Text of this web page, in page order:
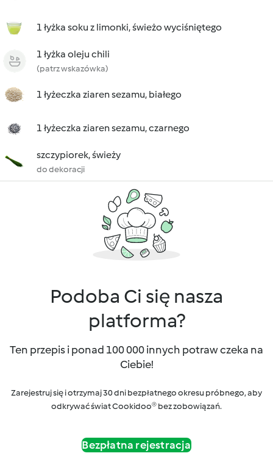
1 łyżka soku z limonki, świeżo wyciśniętego
1 łyżka oleju chili
(patrz wskazówka)
1 łyżeczka ziaren sezamu, białego
1 łyżeczka ziaren sezamu, czarnego
szczypiorek, świeży
do dekoracji
Podoba Ci się nasza
platforma?
Ten przepis i ponad 100 000 innych potraw czeka na
Ciebie!
Zarejestruj się i otrzymaj 30 dni bezpłatnego okresu próbnego, aby
odkrywać świat Cookidoo® bez zobowiązań.
Bezpłatna rejestracja